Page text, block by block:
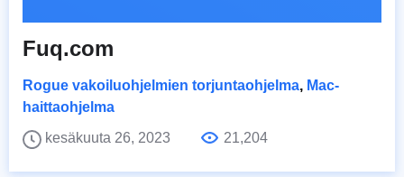
Fuq.com
Rogue vakoiluohjelmien torjuntaohjelma, Mac-
haittaohjelma
kesäkuuta 26, 2023
21,204